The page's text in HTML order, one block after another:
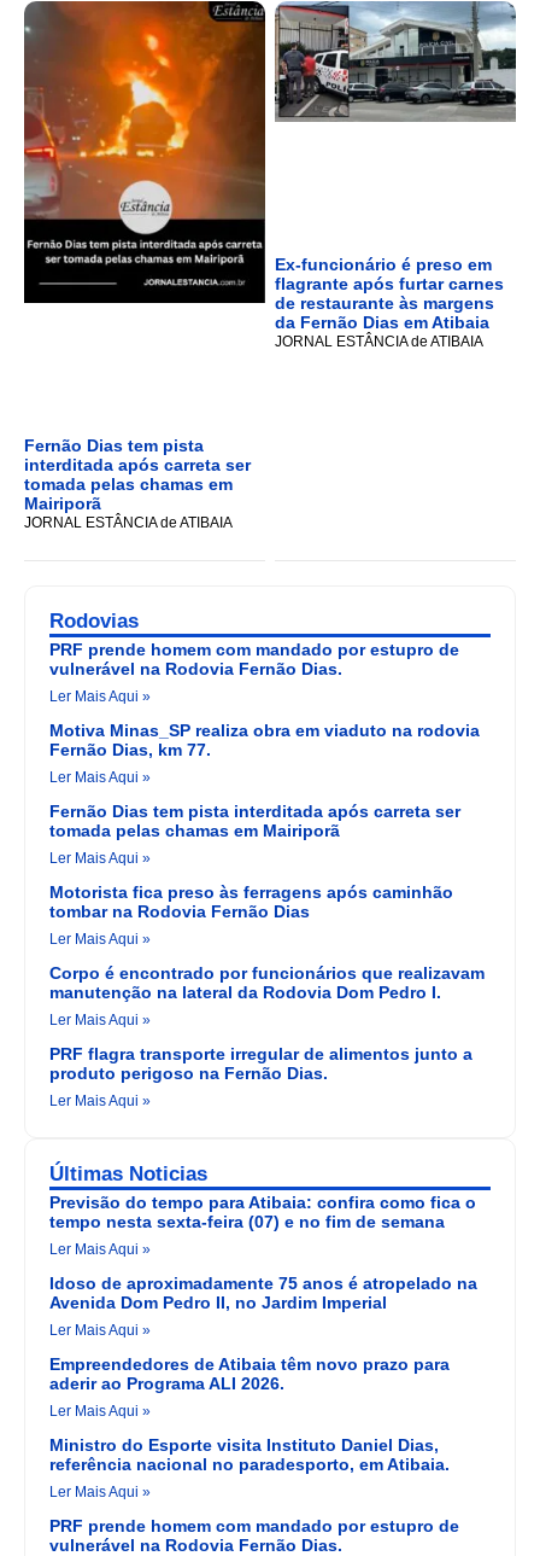
Fernão Dias tem pista
interditada após carreta ser
tomada pelas chamas em
Mairiporã
JORNAL ESTÂNCIA de ATIBAIA
Ex-funcionário é preso em
flagrante após furtar carnes
de restaurante às margens
da Fernão Dias em Atibaia
JORNAL ESTÂNCIA de ATIBAIA
Rodovias
PRF prende homem com mandado por estupro de
vulnerável na Rodovia Fernão Dias.
Ler Mais Aqui »
Motiva Minas_SP realiza obra em viaduto na rodovia
Fernão Dias, km 77.
Ler Mais Aqui »
Fernão Dias tem pista interditada após carreta ser
tomada pelas chamas em Mairiporã
Ler Mais Aqui »
Motorista fica preso às ferragens após caminhão
tombar na Rodovia Fernão Dias
Ler Mais Aqui »
Corpo é encontrado por funcionários que realizavam
manutenção na lateral da Rodovia Dom Pedro I.
Ler Mais Aqui »
PRF flagra transporte irregular de alimentos junto a
produto perigoso na Fernão Dias.
Ler Mais Aqui »
Últimas Noticias
Previsão do tempo para Atibaia: confira como fica o
tempo nesta sexta-feira (07) e no fim de semana
Ler Mais Aqui »
Idoso de aproximadamente 75 anos é atropelado na
Avenida Dom Pedro II, no Jardim Imperial
Ler Mais Aqui »
Empreendedores de Atibaia têm novo prazo para
aderir ao Programa ALI 2026.
Ler Mais Aqui »
Ministro do Esporte visita Instituto Daniel Dias,
referência nacional no paradesporto, em Atibaia.
Ler Mais Aqui »
PRF prende homem com mandado por estupro de
vulnerável na Rodovia Fernão Dias.